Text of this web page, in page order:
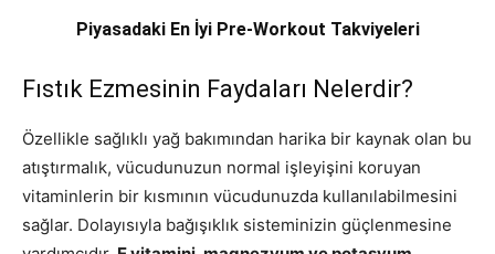
Piyasadaki En İyi Pre-Workout Takviyeleri
Fıstık Ezmesinin Faydaları Nelerdir?
Özellikle sağlıklı yağ bakımından harika bir kaynak olan bu
atıştırmalık, vücudunuzun normal işleyişini koruyan
vitaminlerin bir kısmının vücudunuzda kullanılabilmesini
sağlar. Dolayısıyla bağışıklık sisteminizin güçlenmesine